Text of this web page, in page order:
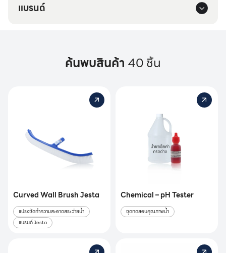
แบรนด์
ค้นพบสินค้า 40 ชิ้น
Curved Wall Brush Jesta
แปรงขัดทำความสะอาดสระว่ายน้ำ
แบรนด์ Jesta
Chemical – pH Tester
ชุดทดสอบคุณภาพน้ำ